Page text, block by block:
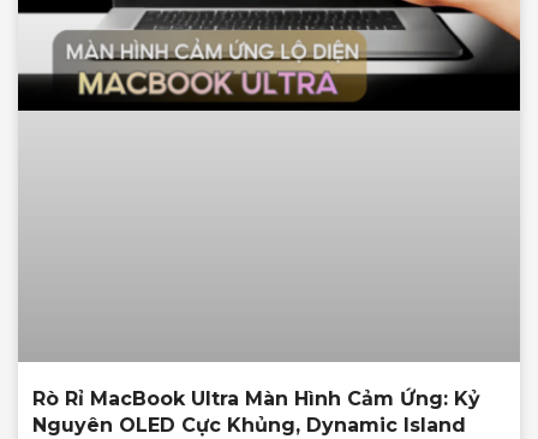
Rò Rỉ MacBook Ultra Màn Hình Cảm Ứng: Kỷ
Nguyên OLED Cực Khủng, Dynamic Island